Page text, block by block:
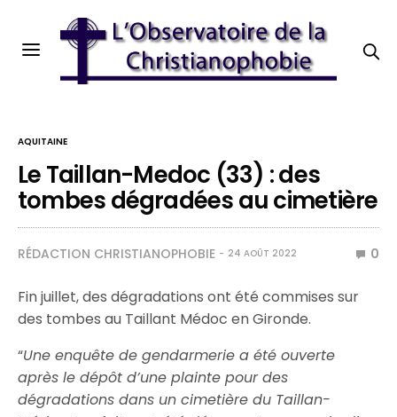
AQUITAINE
Le Taillan-Medoc (33) : des
tombes dégradées au cimetière
RÉDACTION CHRISTIANOPHOBIE 24 AOÛT 2022 0
Fin juillet, des dégradations ont été commises sur
des tombes au Taillant Médoc en Gironde.
“Une enquête de gendarmerie a été ouverte
après le dépôt d’une plainte pour des
dégradations dans un cimetière du Taillan-